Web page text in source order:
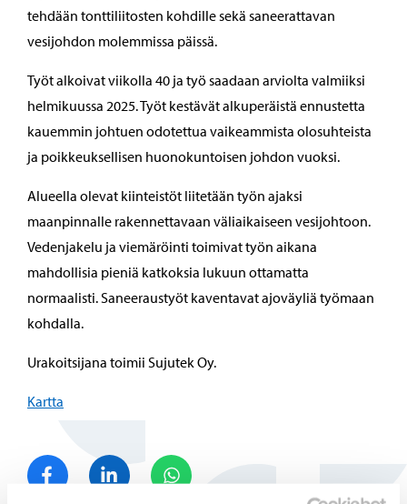
tehdään tonttiliitosten kohdille sekä saneerattavan
vesijohdon molemmissa päissä.
Työt alkoivat viikolla 40 ja työ saadaan arviolta valmiiksi
helmikuussa 2025. Työt kestävät alkuperäistä ennustetta
kauemmin johtuen odotettua vaikeammista olosuhteista
ja poikkeuksellisen huonokuntoisen johdon vuoksi.
Alueella olevat kiinteistöt liitetään työn ajaksi
maanpinnalle rakennettavaan väliaikaiseen vesijohtoon.
Vedenjakelu ja viemäröinti toimivat työn aikana
mahdollisia pieniä katkoksia lukuun ottamatta
normaalisti. Saneeraustyöt kaventavat ajoväyliä työmaan
kohdalla.
Urakoitsijana toimii Sujutek Oy.
Kartta
Jaa FacebookJaa LinkedIn